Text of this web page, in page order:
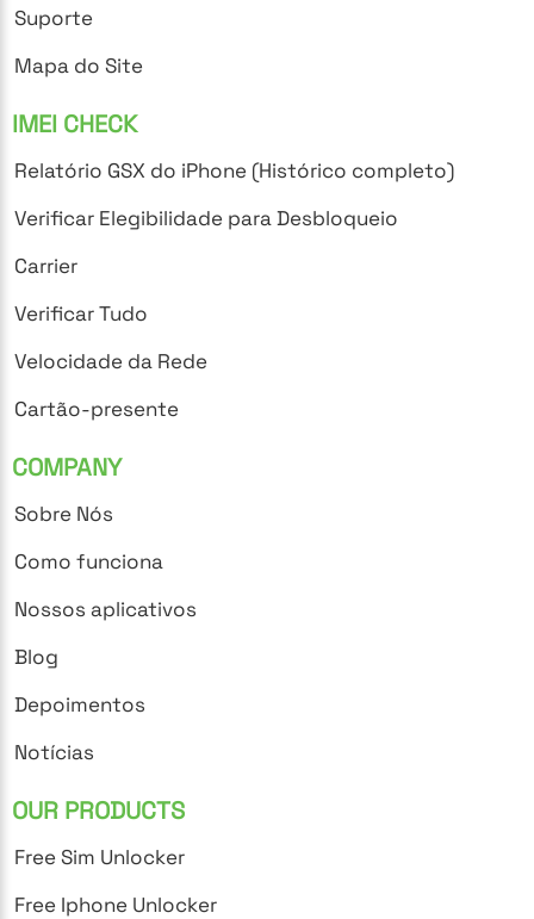
Suporte
Mapa do Site
IMEI CHECK
Relatório GSX do iPhone (Histórico completo)
Verificar Elegibilidade para Desbloqueio
Carrier
Verificar Tudo
Velocidade da Rede
Cartão-presente
COMPANY
Sobre Nós
Como funciona
Nossos aplicativos
Blog
Depoimentos
Notícias
OUR PRODUCTS
Free Sim Unlocker
Free Iphone Unlocker